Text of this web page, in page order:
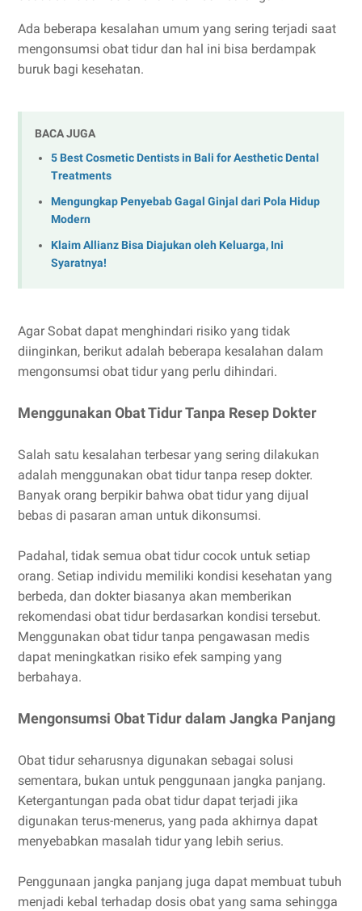
Ada beberapa kesalahan umum yang sering terjadi saat
mengonsumsi obat tidur dan hal ini bisa berdampak
buruk bagi kesehatan.
BACA JUGA
5 Best Cosmetic Dentists in Bali for Aesthetic Dental
Treatments
Mengungkap Penyebab Gagal Ginjal dari Pola Hidup
Modern
Klaim Allianz Bisa Diajukan oleh Keluarga, Ini
Syaratnya!
Agar Sobat dapat menghindari risiko yang tidak
diinginkan, berikut adalah beberapa kesalahan dalam
mengonsumsi obat tidur yang perlu dihindari.
Menggunakan Obat Tidur Tanpa Resep Dokter
Salah satu kesalahan terbesar yang sering dilakukan
adalah menggunakan obat tidur tanpa resep dokter.
Banyak orang berpikir bahwa obat tidur yang dijual
bebas di pasaran aman untuk dikonsumsi.
Padahal, tidak semua obat tidur cocok untuk setiap
orang. Setiap individu memiliki kondisi kesehatan yang
berbeda, dan dokter biasanya akan memberikan
rekomendasi obat tidur berdasarkan kondisi tersebut.
Menggunakan obat tidur tanpa pengawasan medis
dapat meningkatkan risiko efek samping yang
berbahaya.
Mengonsumsi Obat Tidur dalam Jangka Panjang
Obat tidur seharusnya digunakan sebagai solusi
sementara, bukan untuk penggunaan jangka panjang.
Ketergantungan pada obat tidur dapat terjadi jika
digunakan terus-menerus, yang pada akhirnya dapat
menyebabkan masalah tidur yang lebih serius.
Penggunaan jangka panjang juga dapat membuat tubuh
menjadi kebal terhadap dosis obat yang sama sehingga